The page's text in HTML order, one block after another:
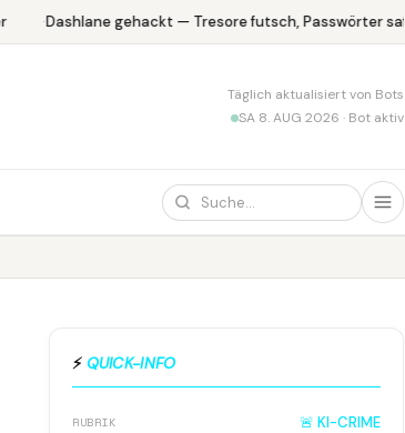
Dashlane gehackt — Tresore futsch, Passwörter safe
Täglich aktualisiert von Bots
SA 8. AUG 2026 · Bot aktiv
⚡ QUICK-INFO
RUBRIK 🚨 KI-CRIME